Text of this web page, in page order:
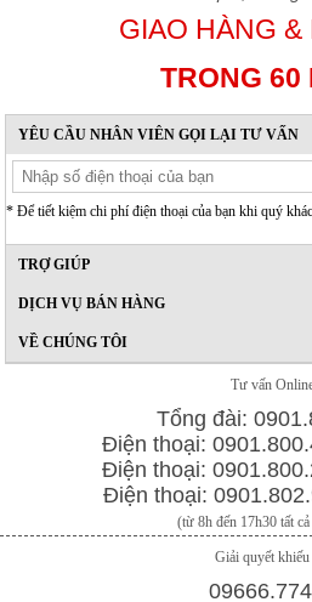
GIAO HÀNG
TRONG 60
YÊU CẦU NHÂN VIÊN GỌI LẠI TƯ VẤN
* Để tiết kiệm chi phí điện thoại của bạn khi quý
TRỢ GIÚP
DỊCH VỤ BÁN HÀNG
VỀ CHÚNG TÔI
Tư vấn
Tổng đài:
Điện thoại:
Điện thoại:
Điện thoại:
(từ 8h đến 17h30 tất
Giải quyết khiếu